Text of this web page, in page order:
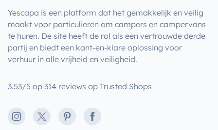
Yescapa is een platform dat het gemakkelijk en veilig
maakt voor particulieren om campers en campervans
te huren. De site heeft de rol als een vertrouwde derde
partij en biedt een kant-en-klare oplossing voor
verhuur in alle vrijheid en veiligheid.
3.53/5 op 314 reviews op Trusted Shops
Instagram
X PinterestFacebook